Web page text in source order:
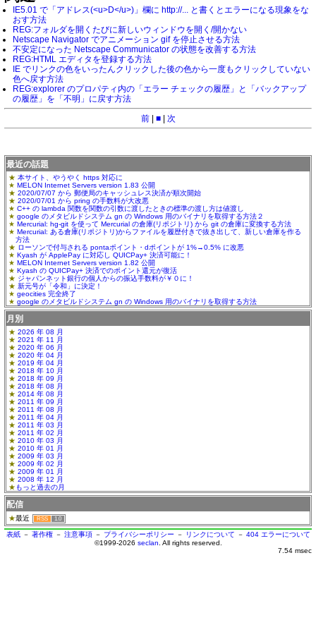
IE5.01 で「アドレス(<u>D</u>)」欄に http://... と書くとエラーになる現象をな
おす方法
REG:フォルダを開くたびに新しいウィンドウを開く/開かない
Netscape Navigator でアニメーション gif を停止させる方法
不安定になった Netscape Communicator の状態を改善する方法
REG:HTML エディタを登録する方法
IE でリンクの色をいったんクリックした後の色から一度もクリックしていない
色へ戻す方法
REG:explorer のプロパティ内の「エラー チェックの履歴」と「バックアップ
の履歴」を「不明」に戻す方法
前| ■| 次
最近の話題
本サイト、やうやく https 対応に
MELON Internet Servers version 1.83 公開
2020/07/07 から 郵便局のキャッシュレス決済が順次開始
2020/07/01 から pring の手数料が大改悪
C++ の lambda 関数を関数の引数に渡したときの標準の渡し方は値渡し
google のメタビルドシステム gn の Windows 用のバイナリを取得する方法２
Mercurial: hg-git を使って Mercurial の倉庫(リポジトリ) から git の倉庫に変換する方法
Mercurial: ある倉庫(リポジトリ)からファイルを履歴付きで抜き出して、新しい倉庫を作る
方法
ローソンで付与される pontaポイント・dポイントが 1%→0.5% に改悪
Kyash が ApplePay に対応し QUICPay+ 決済可能に！
MELON Internet Servers version 1.82 公開
Kyash の QUICPay+ 決済でのポイント還元が復活
ジャパンネット銀行の個人からの振込手数料が￥０に！
新元号が「令和」に決定！
geocities 完全終了
google のメタビルドシステム gn の Windows 用のバイナリを取得する方法
月別
2026 年 08 月
2021 年 11 月
2020 年 06 月
2020 年 04 月
2019 年 04 月
2018 年 10 月
2018 年 09 月
2018 年 08 月
2014 年 08 月
2011 年 09 月
2011 年 08 月
2011 年 04 月
2011 年 03 月
2011 年 02 月
2010 年 03 月
2010 年 01 月
2009 年 03 月
2009 年 02 月
2009 年 01 月
2008 年 12 月
もっと過去の月
配信
最近 RSS 1.0
表紙 － 著作権 － 注意事項 － プライバシーポリシー － リンクについて － 404 エラーについて
©1999-2026 seclan . All rights reserved.
7.54 msec